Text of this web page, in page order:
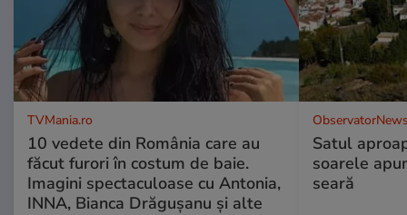
TVMania.ro
10 vedete din România care au
făcut furori în costum de baie.
Imagini spectaculoase cu Antonia,
INNA, Bianca Drăgușanu și alte
Satul
soarele
seară